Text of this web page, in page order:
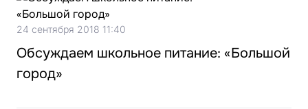
24 сентября 2018 11:40
Обсуждаем школьное питание: «Большой
город»